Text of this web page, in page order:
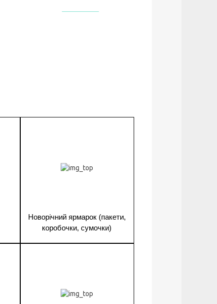
Новорічний ярмарок (пакети,
коробочки, сумочки)